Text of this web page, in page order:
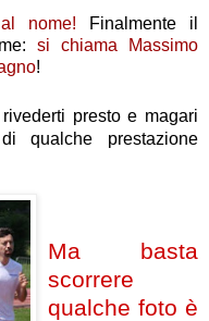
nome! Finalmente il
si chiama Massimo
!
presto e magari
qualche prestazione
Ma basta
scorrere
qualche foto è